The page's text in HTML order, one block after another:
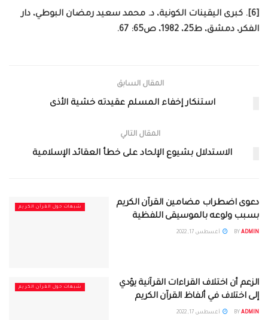
[6]. كبرى اليقينات الكونية، د. محمد سعيد رمضان البوطي، دار
الفكر، دمشق، ط25، 1982، ص65: 67.
المقال السابق
استنكار إخفاء المسلم عقيدته خشية الأذى
المقال التالي
الاستدلال بشيوع الإلحاد على خطأ العقائد الإسلامية
شبهات حول القرآن الكريم
دعوى اضطراب مضامين القرآن الكريم
بسبب ولوعه بالموسيقى اللفظية
BY ADMIN أغسطس 17, 2022
شبهات حول القرآن الكريم
الزعم أن اختلاف القراءات القرآنية يؤدي
إلى اختلاف في ألفاظ القرآن الكريم
BY ADMIN أغسطس 17, 2022